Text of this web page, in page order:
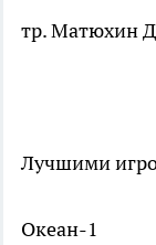
тр. Матюхин
Лучшими
Океан-1